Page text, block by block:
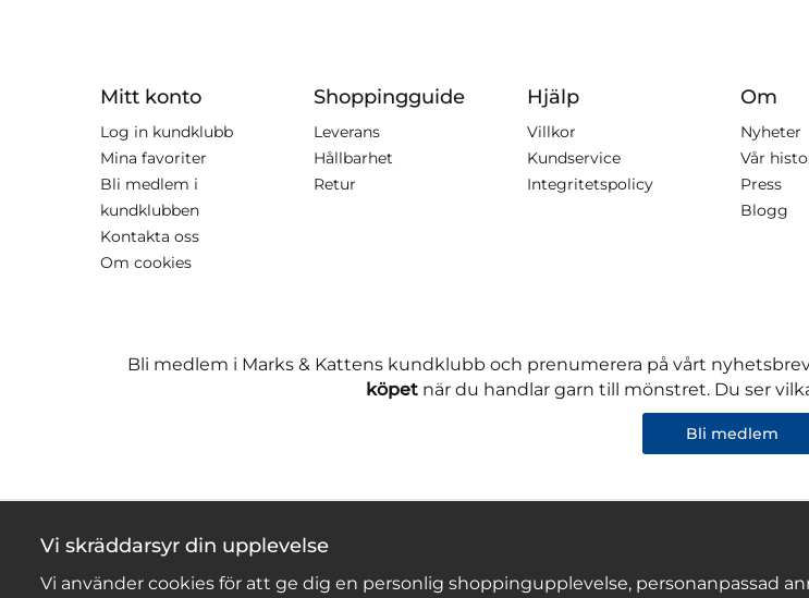
Mitt konto
Log in kundklubb
Mina favoriter
Bli medlem i
kundklubben
Kontakta oss
Om cookies
Shoppingguide
Leverans
Hållbarhet
Retur
Hjälp
Villkor
Kundservice
Integritetspolicy
Om
Nyheter
Vår
Press
Blogg
Bli medlem i Marks & Kattens kundklubb och prenumerera på vårt
köpetnär du handlar garn till mönstret. Du ser
Bli medlem
Vi skräddarsyr din upplevelse
Vi använder cookies för att ge dig en personlig shoppingupplevelse, personanpassad